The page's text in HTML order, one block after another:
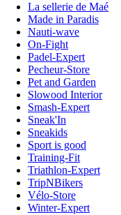
La sellerie de Maé
Made in Paradis
Nauti-wave
On-Fight
Padel-Expert
Pecheur-Store
Pet and Garden
Slowood Interior
Smash-Expert
Sneak'In
Sneakids
Sport is good
Training-Fit
Triathlon-Expert
TripNBikers
Vélo-Store
Winter-Expert